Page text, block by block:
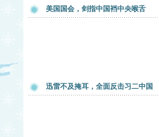
美国国会，剑指中国裆中央喉舌
迅雷不及掩耳，全面反击习二中国